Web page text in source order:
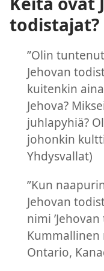
todistajat?
”Olin
Jehovan
kuitenkin
Jehova?
juhlapyhiä?
johonkin
Yhdysvallat)
”Kun
Jehovan
nimi
Kummallinen
Ontario,